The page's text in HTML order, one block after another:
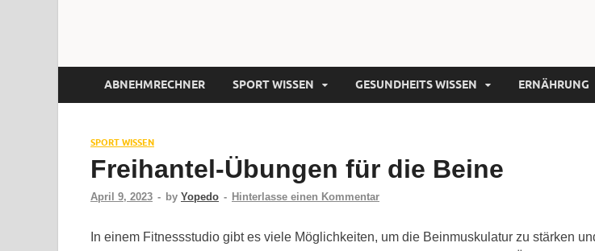
ABNEHMRECHNER SPORT WISSEN GESUNDHEITS WISSEN ERNÄHRUNG
SPORT WISSEN
Freihantel-Übungen für die Beine
April 9, 2023 - by Yopedo - Hinterlasse einen Kommentar
In einem Fitnessstudio gibt es viele Möglichkeiten, um die Beinmuskulatur zu stärken